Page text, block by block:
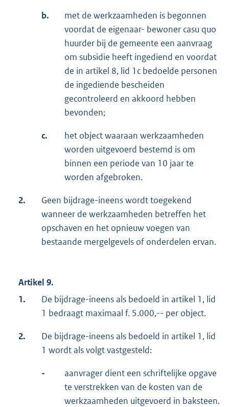
b.
met de werkzaamheden is begonnen
voordat de eigenaar- bewoner casu quo
huurder bij de gemeente een aanvraag
om subsidie heeft ingediend en voordat
de in artikel 8, lid 1c bedoelde personen
de ingediende bescheiden
gecontroleerd en akkoord hebben
bevonden;
c.
het object waaraan werkzaamheden
worden uitgevoerd bestemd is om
binnen een periode van 10 jaar te
worden afgebroken.
2.
Geen bijdrage-ineens wordt toegekend
wanneer de werkzaamheden betreffen het
opschaven en het opnieuw voegen van
bestaande mergelgevels of onderdelen ervan.
Artikel 9.
1.
De bijdrage-ineens als bedoeld in artikel 1, lid
1 bedraagt maximaal f. 5.000,-- per object.
2.
De bijdrage-ineens als bedoeld in artikel 1, lid
1 wordt als volgt vastgesteld:
-
aanvrager dient een schriftelijke opgave
te verstrekken van de kosten van de
werkzaamheden uitgevoerd in baksteen.